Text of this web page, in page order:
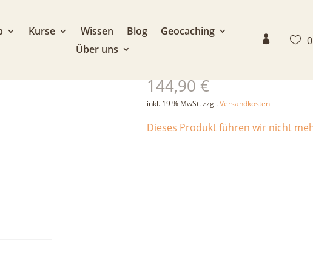
Kurse Wissen Blog
Geocaching
Über uns
  0
144,90€
inkl. 19 % MwSt.zzgl.Versandkosten
Dieses Produkt führen wir nicht